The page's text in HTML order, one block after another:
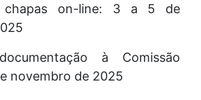
chapas on-line: 3 a 5 de
à Comissão
novembro de 2025